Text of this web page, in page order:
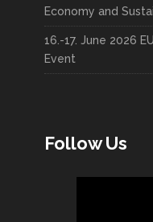
Economy and
16.-17. June 2026
Event
Follow Us